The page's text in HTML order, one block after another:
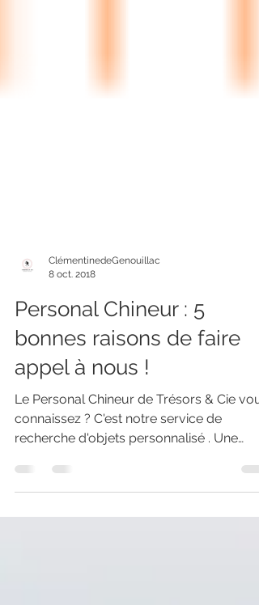
ClémentinedeGenouillac
8 oct. 2018
Personal Chineur : 5
bonnes raisons de faire
appel à nous !
connaissez ? C'est notre service de
recherche d'objets personnalisé . Une
formule 100%...